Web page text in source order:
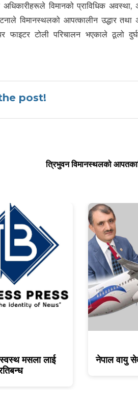
विमानको प्राविधिक अवस्था,
विमानस्थलको आपत्कालीन उद्धार तथा
टोली परिचालन भएकाले ठूलो
post!
त्रिभुवन विमानस्थलको
मसला लाई
नेपाल वायु